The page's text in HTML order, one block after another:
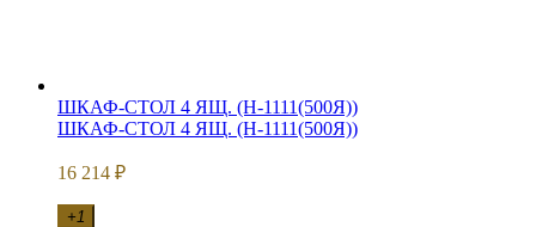
ШКАФ-СТОЛ 4 ЯЩ. (Н-1111(500Я))
ШКАФ-СТОЛ 4 ЯЩ. (Н-1111(500Я))
16 214 ₽
+1